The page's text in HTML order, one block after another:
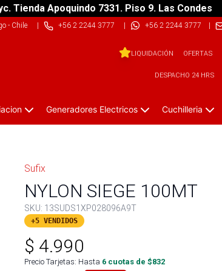
Tienda Apoquindo 7331. Piso 9. Las Condes
- Chile| +56 2 2244 3777 | +56 2 2244 3777 |
LIQUIDACIÓN OFERTAS
DESPACHO 24 HRS
Generadores Electricos Cuchilleria
Sufix
NYLON SIEGE 100MT
SKU: 13SUDS1XP028096A9T
+5 VENDIDOS
$ 4.990
Precio Tarjetas: Hasta 6 cuotas de $832